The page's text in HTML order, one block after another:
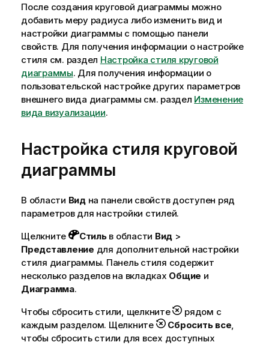
После создания круговой диаграммы можно
добавить меру радиуса либо изменить вид и
настройки диаграммы с помощью панели
свойств. Для получения информации о настройке
стиля см. раздел Настройка стиля круговой
диаграммы. Для получения информации о
пользовательской настройке других параметров
внешнего вида диаграммы см. раздел Изменение
вида визуализации.
Настройка стиля круговой
диаграммы
В области Видна панели свойств доступен ряд
параметров для настройки стилей.
Щелкните
Стильв области Вид >
Представление для дополнительной настройки
стиля диаграммы. Панель стиля содержит
несколько разделов на вкладках Общие и
Диаграмма.
Чтобы сбросить стили, щелкните
рядом с
каждым разделом. Щелкните
Сбросить все,
чтобы сбросить стили для всех доступных